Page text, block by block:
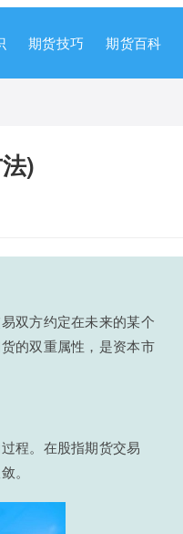
期货技巧 期货百科
)
双方约定在未来的某个
的双重属性，是资本市
程。在股指期货交易
。